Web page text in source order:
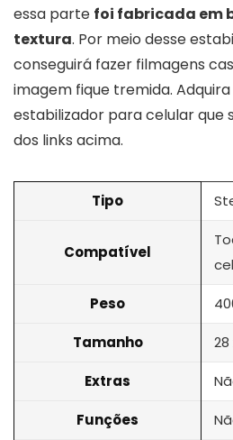
essa parte foi fabricada em
textura. Por meio desse
conseguirá fazer filmagens
imagem fique tremida.
estabilizador para celular que
dos links acima.
Tipo
Compatível
Peso
Tamanho 28
Extras
Funções